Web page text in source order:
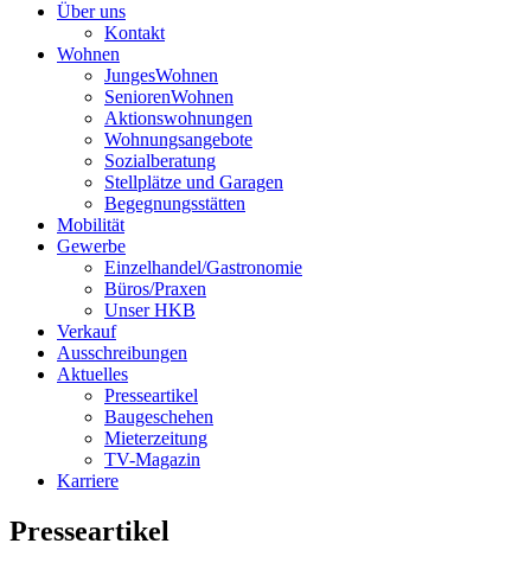
Über uns
Kontakt
Wohnen
JungesWohnen
SeniorenWohnen
Aktionswohnungen
Wohnungsangebote
Sozialberatung
Stellplätze und Garagen
Begegnungsstätten
Mobilität
Gewerbe
Einzelhandel/Gastronomie
Büros/Praxen
Unser HKB
Verkauf
Ausschreibungen
Aktuelles
Presseartikel
Baugeschehen
Mieterzeitung
TV-Magazin
Karriere
Presseartikel